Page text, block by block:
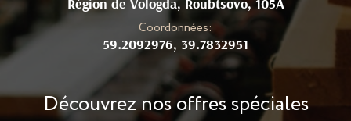
Région de Vologda, Roubtsovo, 105A
Coordonnées:
59.2092976, 39.7832951
Découvrez nos offres spéciales